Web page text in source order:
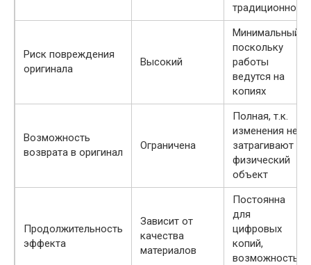
традиционной
Риск повреждения
оригинала
Высокий
Минимальный,
поскольку
работы
ведутся на
копиях
Возможность
возврата в оригинал
Ограничена
Полная, т.к.
изменения не
затрагивают
физический
объект
Продолжительность
эффекта
Зависит от
качества
материалов
Постоянна
для
цифровых
копий,
возможность